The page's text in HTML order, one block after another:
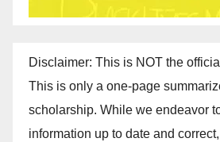
Disclaimer: This is NOT the
This is only a one-page
scholarship. While we endeavor
information up to date and